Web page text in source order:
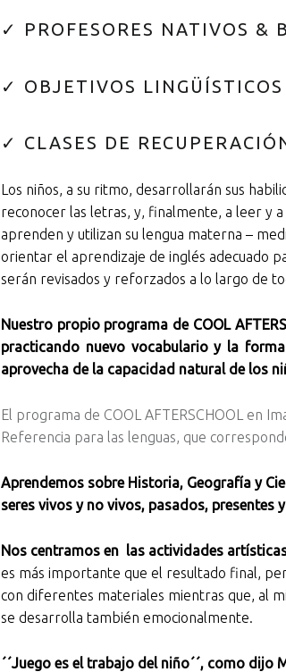
✓ PROFESORES NATIVOS &
✓ OBJETIVOS LINGÜÍSTICOS
✓ CLASES DE
Los niños, a su ritmo, desarrollarán sus
reconocer las letras, y, finalmente, a leer y
aprenden y utilizan su lengua materna –
orientar el aprendizaje de inglés adecuado
serán revisados y reforzados a lo largo de
Nuestro propio programa de COOL
practicando nuevo vocabulario y la
aprovecha de la capacidad natural de los
El programa de COOL AFTERSCHOOL en
Referencia para las lenguas, que
Aprendemos sobre Historia, Geografía y
seres vivos y no vivos, pasados, presentes
Nos centramos en las actividades
es más importante que el resultado final,
con diferentes materiales mientras que, al
se desarrolla también emocionalmente.
´´Juego es el trabajo del niño´´, como dijo